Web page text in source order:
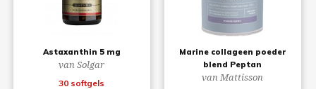
Astaxanthin 5 mg
van Solgar
30 softgels
Marine collageen poeder
blend Peptan
van Mattisson